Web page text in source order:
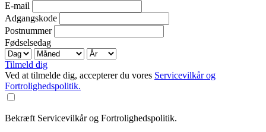
E-mail
Adgangskode
Postnummer
Fødselsedag
Tilmeld dig
Ved at tilmelde dig, accepterer du vores Servicevilkår og
Fortrolighedspolitik.
Bekræft Servicevilkår og Fortrolighedspolitik.